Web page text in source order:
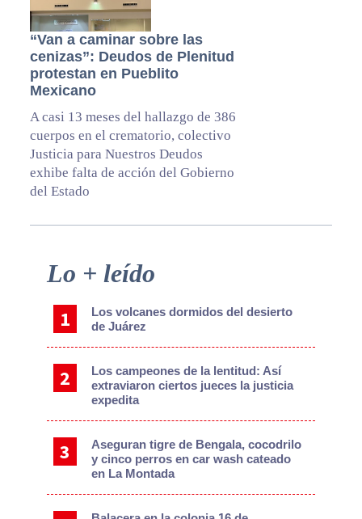
“Van a caminar sobre las
cenizas”: Deudos de Plenitud
protestan en Pueblito
Mexicano
A casi 13 meses del hallazgo de 386
cuerpos en el crematorio, colectivo
Justicia para Nuestros Deudos
exhibe falta de acción del Gobierno
del Estado
Primary
Lo + leído
Los volcanes dormidos del desierto
de Juárez
Los campeones de la lentitud: Así
extraviaron ciertos jueces la justicia
expedita
Aseguran tigre de Bengala, cocodrilo
y cinco perros en car wash cateado
en La Montada